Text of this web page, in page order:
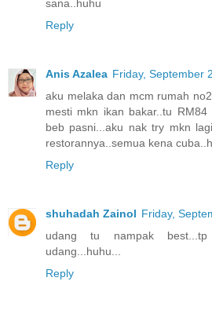
sana..huhu
Reply
Anis Azalea Friday, September
aku melaka dan mcm rumah
mesti mkn ikan bakar..tu
beb pasni...aku nak try mkn
restorannya..semua kena
Reply
shuhadah Zainol Friday,
udang tu nampak
udang...huhu...
Reply